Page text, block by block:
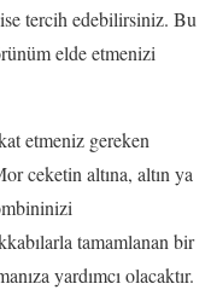
tercih edebilirsiniz. Bu
elde etmenizi
etmeniz gereken
ceketin altına, altın ya
tamamlanan bir
yardımcı olacaktır.